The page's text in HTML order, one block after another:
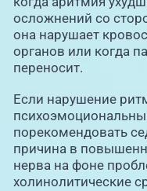
осложнений со
она нарушает
органов или когда
переносит.
Если нарушение
порекомендовать
причина в
нерва на фоне
холинолитические